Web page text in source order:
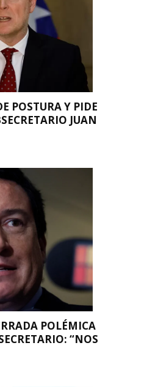
POSTURA Y PIDE
JUAN
POLÉMICA
“NOS